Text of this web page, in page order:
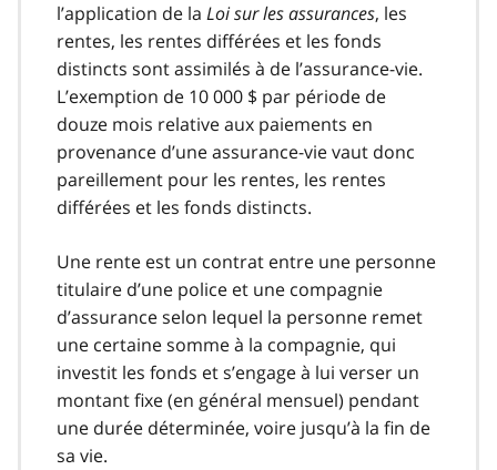
l’application de la Loi sur les assurances, les
rentes, les rentes différées et les fonds
distincts sont assimilés à de l’assurance-vie.
L’exemption de 10 000 $ par période de
douze mois relative aux paiements en
provenance d’une assurance-vie vaut donc
pareillement pour les rentes, les rentes
différées et les fonds distincts.
Une rente est un contrat entre une personne
titulaire d’une police et une compagnie
d’assurance selon lequel la personne remet
une certaine somme à la compagnie, qui
investit les fonds et s’engage à lui verser un
montant fixe (en général mensuel) pendant
une durée déterminée, voire jusqu’à la fin de
sa vie.